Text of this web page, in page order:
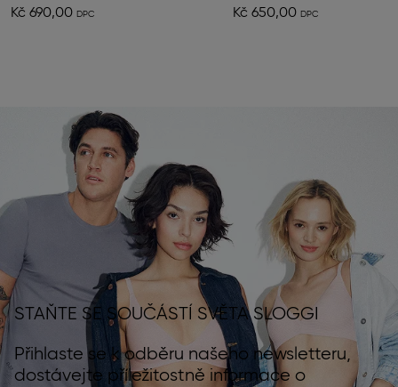
Kč 690,00
Kč 650,00
STAŇTE SE SOUČÁSTÍ SVĚTA SLOGGI
Přihlaste se k odběru našeho newsletteru,
dostávejte příležitostně informace o